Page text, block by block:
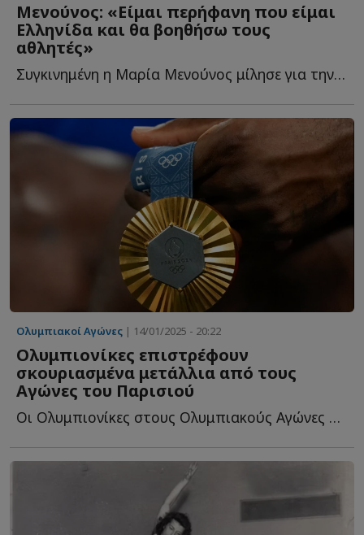
Μενούνος: «Είμαι περήφανη που είμαι
Ελληνίδα και θα βοηθήσω τους
αθλητές»
Συγκινημένη η Μαρία Μενούνος μίλησε για την Ελλάδα, τ...
Ολυμπιακοί Αγώνες | 14/01/2025 - 20:22
Ολυμπιονίκες επιστρέφουν
σκουριασμένα μετάλλια από τους
Αγώνες του Παρισιού
Οι Ολυμπιονίκες στους Ολυμπιακούς Αγώνες του Παρισιού τ...